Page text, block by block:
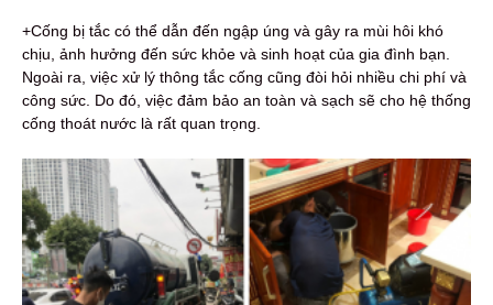
+Cống bị tắc có thể dẫn đến ngập úng và gây ra mùi hôi khó
chịu, ảnh hưởng đến sức khỏe và sinh hoạt của gia đình bạn.
Ngoài ra, việc xử lý thông tắc cống cũng đòi hỏi nhiều chi phí và
công sức. Do đó, việc đảm bảo an toàn và sạch sẽ cho hệ thống
cống thoát nước là rất quan trọng.